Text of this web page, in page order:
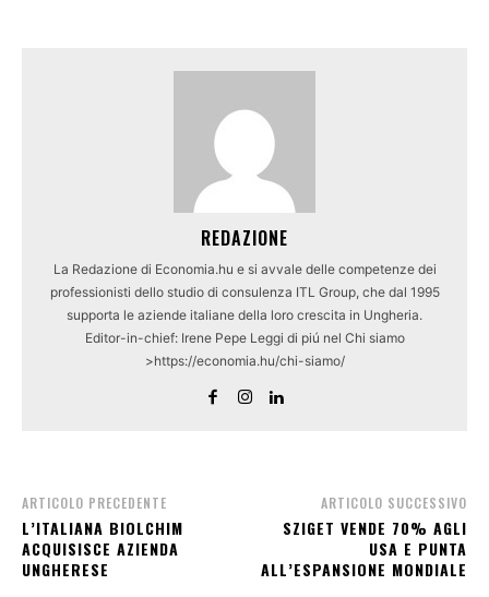
REDAZIONE
La Redazione di Economia.hu e si avvale delle competenze dei
professionisti dello studio di consulenza ITL Group, che dal 1995
supporta le aziende italiane della loro crescita in Ungheria.
Editor-in-chief: Irene Pepe Leggi di piú nel Chi siamo
>https://economia.hu/chi-siamo/
ARTICOLO PRECEDENTE
L’ITALIANA BIOLCHIM
ACQUISISCE AZIENDA
UNGHERESE
ARTICOLO SUCCESSIVO
SZIGET VENDE 70% AGLI
USA E PUNTA
ALL’ESPANSIONE MONDIALE